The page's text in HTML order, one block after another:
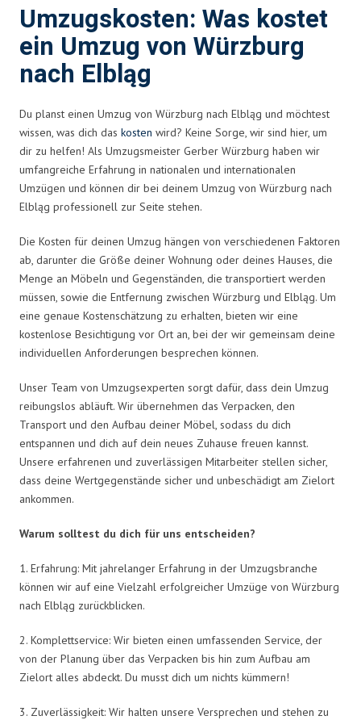
Umzugskosten: Was kostet
ein Umzug von Würzburg
nach Elbląg
Du planst einen Umzug von Würzburg nach Elbląg und möchtest
wissen, was dich das kosten wird? Keine Sorge, wir sind hier, um
dir zu helfen! Als Umzugsmeister Gerber Würzburg haben wir
umfangreiche Erfahrung in nationalen und internationalen
Umzügen und können dir bei deinem Umzug von Würzburg nach
Elbląg professionell zur Seite stehen.
Die Kosten für deinen Umzug hängen von verschiedenen Faktoren
ab, darunter die Größe deiner Wohnung oder deines Hauses, die
Menge an Möbeln und Gegenständen, die transportiert werden
müssen, sowie die Entfernung zwischen Würzburg und Elbląg. Um
eine genaue Kostenschätzung zu erhalten, bieten wir eine
kostenlose Besichtigung vor Ort an, bei der wir gemeinsam deine
individuellen Anforderungen besprechen können.
Unser Team von Umzugsexperten sorgt dafür, dass dein Umzug
reibungslos abläuft. Wir übernehmen das Verpacken, den
Transport und den Aufbau deiner Möbel, sodass du dich
entspannen und dich auf dein neues Zuhause freuen kannst.
Unsere erfahrenen und zuverlässigen Mitarbeiter stellen sicher,
dass deine Wertgegenstände sicher und unbeschädigt am Zielort
ankommen.
Warum solltest du dich für uns entscheiden?
1. Erfahrung: Mit jahrelanger Erfahrung in der Umzugsbranche
können wir auf eine Vielzahl erfolgreicher Umzüge von Würzburg
nach Elbląg zurückblicken.
2. Komplettservice: Wir bieten einen umfassenden Service, der
von der Planung über das Verpacken bis hin zum Aufbau am
Zielort alles abdeckt. Du musst dich um nichts kümmern!
3. Zuverlässigkeit: Wir halten unsere Versprechen und stehen zu